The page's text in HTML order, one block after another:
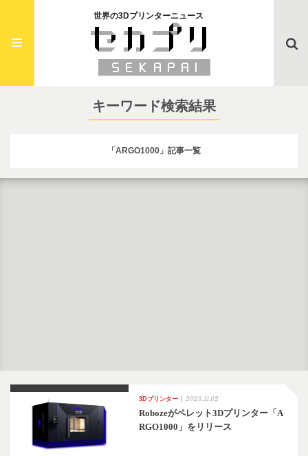
世界の3Dプリンターニュース
キーワード検索結果
「ARGO1000」記事一覧
3Dプリンター 2023.11.02
Robozeがペレット3Dプリンター「A
RGO1000」をリリース